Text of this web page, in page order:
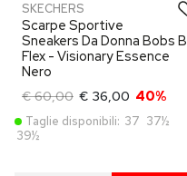
SKECHERS
Scarpe Sportive
Sneakers Da Donna Bobs B
Flex - Visionary Essence
Nero
€ 60,00 € 36,00 40%
Taglie disponibili: 37 37½
39½